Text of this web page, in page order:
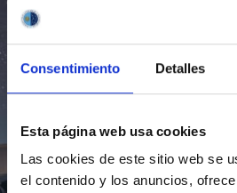
Consentimiento Detalles
Esta página web usa cookies
Las cookies de este sitio web se
el contenido y los anuncios,